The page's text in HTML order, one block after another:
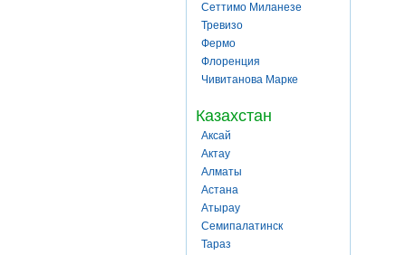
Сеттимо Миланезе
Тревизо
Фермо
Флоренция
Чивитанова Марке
Казахстан
Аксай
Актау
Алматы
Астана
Атырау
Семипалатинск
Тараз